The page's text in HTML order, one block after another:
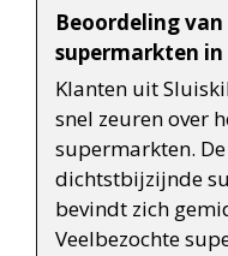
Beoordeling van
supermarkten in
Klanten uit
snel zeuren over
supermarkten. De
dichtstbijzijnde
bevindt zich
Veelbezochte